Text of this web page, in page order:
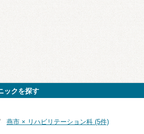
ックを探す
燕市 × リハビリテーション科 (5件)